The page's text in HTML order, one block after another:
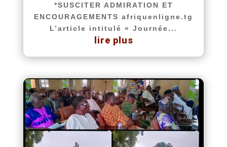
*SUSCITER ADMIRATION ET
ENCOURAGEMENTS afriquenligne.tg
L’article intitulé « Journée...
lire plus